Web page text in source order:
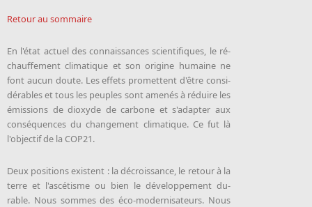
Retour au sommaire
En l'état ac­tuel des connais­sances scien­ti­fiques, le ré­
chauf­fe­ment cli­ma­tique et son ori­gine hu­maine ne
font au­cun doute. Les ef­fets pro­mettent d'être consi­
dé­rables et tous les peuples sont ame­nés à ré­duire les
émis­sions de di­oxyde de car­bone et s'adap­ter aux
conséquences du chan­ge­ment cli­ma­tique. Ce fut là
l'ob­jec­tif de la COP21.
Deux po­si­tions existent : la dé­crois­sance, le re­tour à la
terre et l'as­cé­tisme ou bien le dé­ve­lop­pe­ment du­
rable. Nous sommes des éco-mo­der­ni­sa­teurs. Nous